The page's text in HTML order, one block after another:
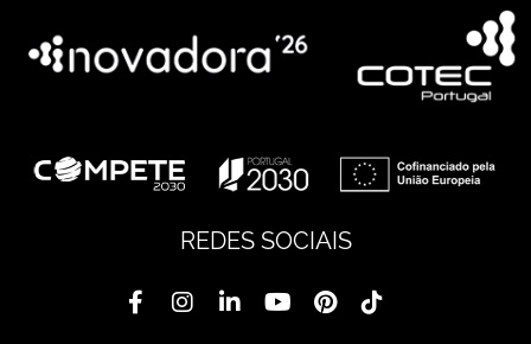
REDES SOCIAIS